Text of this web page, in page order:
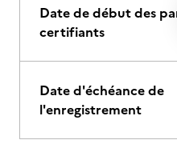
Date de début des
certifiants
Date d'échéance de
l'enregistrement